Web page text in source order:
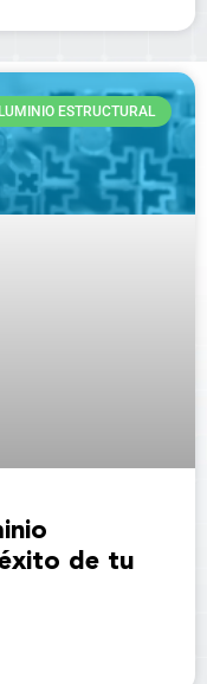
ESTRUCTURAL
de tu